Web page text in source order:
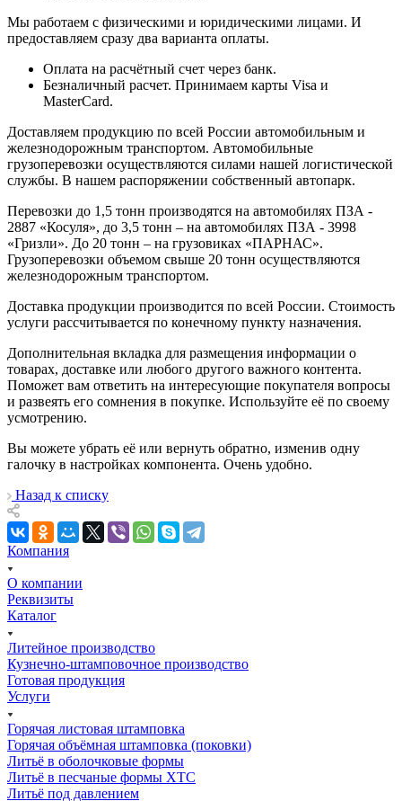
Мы работаем с физическими и юридическими лицами. И
предоставляем сразу два варианта оплаты.
Оплата на расчётный счет через банк.
Безналичный расчет. Принимаем карты Visa и
MasterCard.
Доставляем продукцию по всей России автомобильным и
железнодорожным транспортом. Автомобильные
грузоперевозки осуществляются силами нашей логистической
службы. В нашем распоряжении собственный автопарк.
Перевозки до 1,5 тонн производятся на автомобилях ПЗА -
2887 «Косуля», до 3,5 тонн – на автомобилях ПЗА - 3998
«Гризли». До 20 тонн – на грузовиках «ПАРНАС».
Грузоперевозки объемом свыше 20 тонн осуществляются
железнодорожным транспортом.
Доставка продукции производится по всей России. Стоимость
услуги рассчитывается по конечному пункту назначения.
Дополнительная вкладка для размещения информации о
товарах, доставке или любого другого важного контента.
Поможет вам ответить на интересующие покупателя вопросы
и развеять его сомнения в покупке. Используйте её по своему
усмотрению.
Вы можете убрать её или вернуть обратно, изменив одну
галочку в настройках компонента. Очень удобно.
Назад к списку
Компания
О компании
Реквизиты
Каталог
Литейное производство
Кузнечно-штамповочное производство
Готовая продукция
Услуги
Горячая листовая штамповка
Горячая объёмная штамповка (поковки)
Литьё в оболочковые формы
Литьё в песчаные формы ХТС
Литьё под давлением